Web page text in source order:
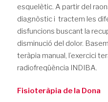
esquelètic. A partir del
diagnòstic i tractem les
disfuncions buscant la
disminució del dolor.
teràpia manual, l’exercici
radiofreqüència INDIBA.
Fisioteràpia de la Dona